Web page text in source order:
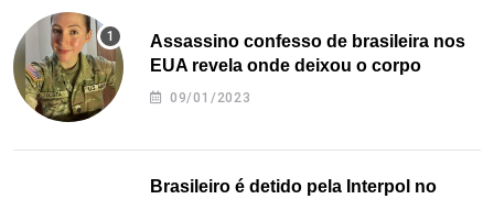
Assassino confesso de brasileira nos
EUA revela onde deixou o corpo
09/01/2023
Brasileiro é detido pela Interpol no